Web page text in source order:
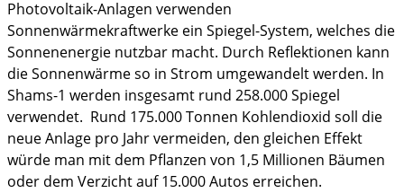
Photovoltaik-Anlagen verwenden
Sonnenwärmekraftwerke ein Spiegel-System, welches die
Sonnenenergie nutzbar macht. Durch Reflektionen kann
die Sonnenwärme so in Strom umgewandelt werden. In
Shams-1 werden insgesamt rund 258.000 Spiegel
verwendet. Rund 175.000 Tonnen Kohlendioxid soll die
neue Anlage pro Jahr vermeiden, den gleichen Effekt
würde man mit dem Pflanzen von 1,5 Millionen Bäumen
oder dem Verzicht auf 15.000 Autos erreichen.